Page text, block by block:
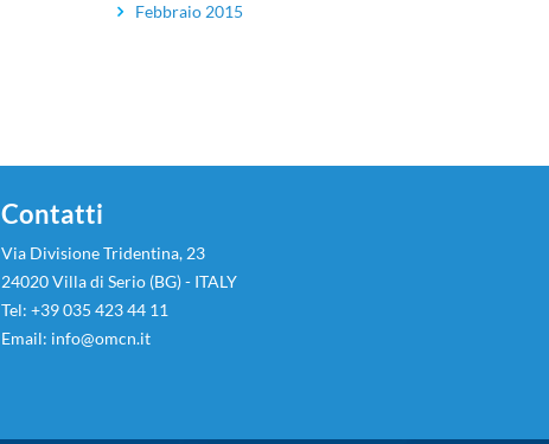
Febbraio 2015
Contatti
Via Divisione Tridentina, 23
24020 Villa di Serio (BG) - ITALY
Tel: +39 035 423 44 11
Email: info@omcn.it